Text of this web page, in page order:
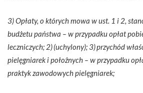
3) Opłaty, o których mowa w ust. 1 i 2,
budżetu państwa – w przypadku opłat
leczniczych; 2) (uchylony); 3) przychód
pielęgniarek i położnych – w przypadku
praktyk zawodowych pielęgniarek;